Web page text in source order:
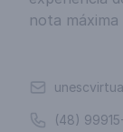
nota máxima
Email
Telefone
(48)